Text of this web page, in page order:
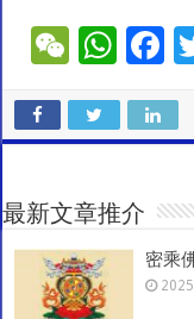
W
C
h
at
W
at
sA
p
p
F
e
b
o
k
最新文章推介
密乘